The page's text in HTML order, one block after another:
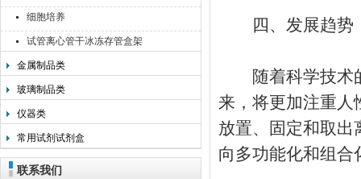
细胞培养
试管离心管干冰冻存管盒架
金属制品类
玻璃制品类
仪器类
常用试剂试剂盒
联系我们
四、发展趋势
随着科学技术的
来，将更加注重人
放置、固定和取出
向多功能化和组合